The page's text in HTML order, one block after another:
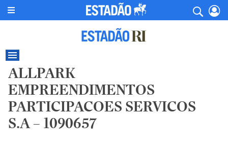
ALLPARK
EMPREENDIMENTOS
PARTICIPACOES SERVICOS
S.A – 1090657